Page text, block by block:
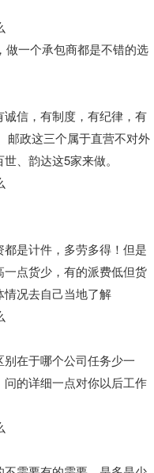
做一个承包商都是不错的选
信，有制度，有纪律，有
邮政这三个属于直营不对外
、韵达这5家来做。
是计件，多劳多得！但是
点货少，有的派费低但货
况去自己当地了解
在于哪个公司任务少一
的详细一点对你以后工作